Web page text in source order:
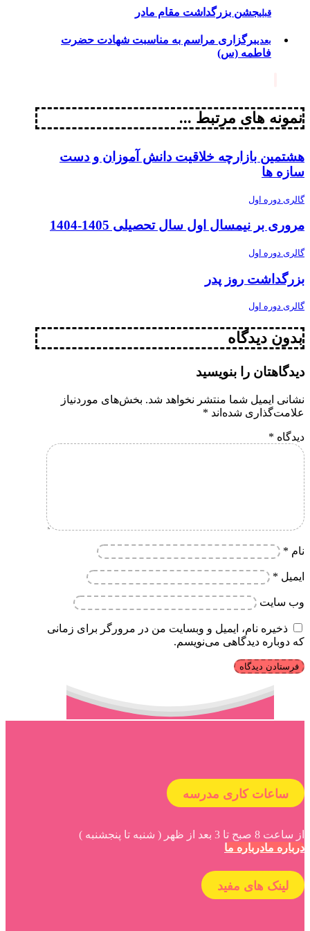
قبلیجشن بزرگداشت مقام مادر
بعدیبرگزاری مراسم به مناسبت شهادت حضرت
فاطمه (س)
نمونه های مرتبط ...
هشتمین بازارچه خلاقیت دانش آموزان و دست
سازه ها
گالری دوره اول
مروری بر نیمسال اول سال تحصیلی 1405-1404
گالری دوره اول
بزرگداشت روز پدر
گالری دوره اول
بدون دیدگاه
دیدگاهتان را بنویسید
نشانی ایمیل شما منتشر نخواهد شد. بخش‌های موردنیاز
علامت‌گذاری شده‌اند *
دیدگاه *
نام *
ایمیل *
وب‌ سایت
ذخیره نام، ایمیل و وبسایت من در مرورگر برای زمانی
که دوباره دیدگاهی می‌نویسم.
ساعات کاری مدرسه
از ساعت 8 صبح تا 3 بعد از ظهر ( شنبه تا پنجشنبه )
درباره مادرباره ما
لینک های مفید